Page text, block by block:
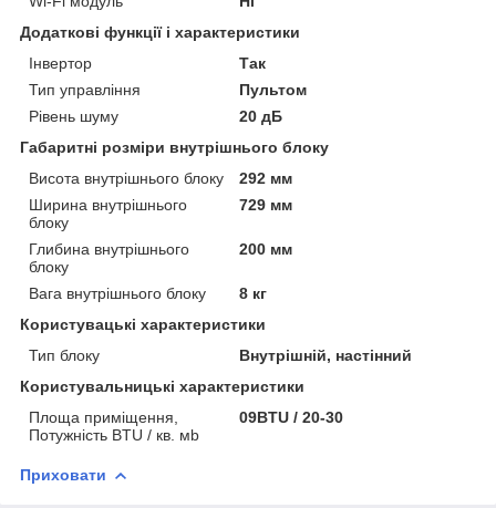
Додаткові функції і характеристики
Інвертор
Так
Тип управління
Пультом
Рівень шуму
20 дБ
Габаритні розміри внутрішнього блоку
Висота внутрішнього блоку
292 мм
Ширина внутрішнього
блоку
729 мм
Глибина внутрішнього
блоку
200 мм
Вага внутрішнього блоку
8 кг
Користувацькi характеристики
Тип блоку
Внутрішній, настінний
Користувальницькі характеристики
Площа приміщення,
Потужність BTU / кв. мb
09BTU / 20-30
Приховати